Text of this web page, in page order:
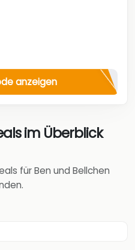
anzeigen
im Überblick
für Ben und Bellchen